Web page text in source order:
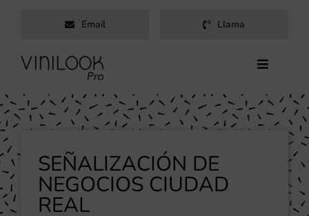
contenido
Email Llama
Toggle
Inicio
Servicios
Productos
Trabajos
Nosotros
SEÑALIZACIÓN DE
NEGOCIOS CIUDAD
REAL